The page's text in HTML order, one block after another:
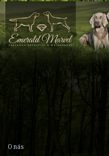
O nás